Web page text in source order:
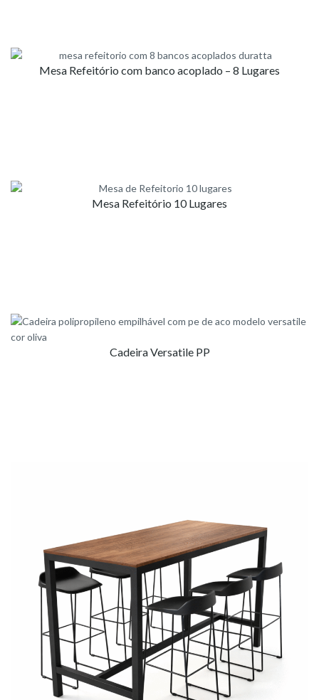
Mesa Refeitório com banco acoplado – 8 Lugares
Mesa Refeitório 10 Lugares
Cadeira Versatile PP